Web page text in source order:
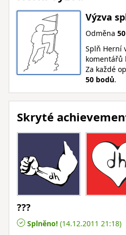
Výzva
Odměna
Splň Herní
komentářů
Za každé
50 bodů.
Skryté
???
Splněno! (14.12.2011 21:18)